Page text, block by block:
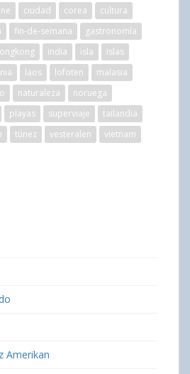
ciudad corea
cultura
fin-de-semana
gastronomía
india isla
islas
laos lofoten
malasia
naturaleza
noruega
playas superviaje
tailandia
túnez vesteralen
vietnam
Amerikan